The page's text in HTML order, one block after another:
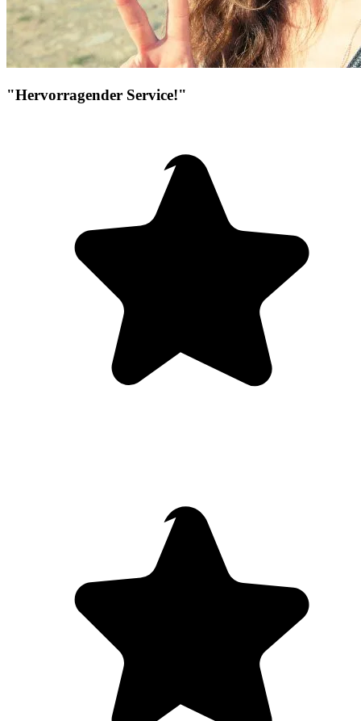
"Hervorragender Service!"